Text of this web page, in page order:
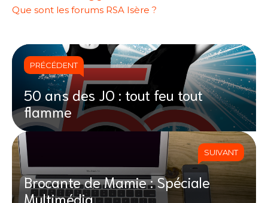
Que sont les forums RSA Isère ?
PRÉCÉDENT
50 ans des JO : tout feu tout
flamme
SUIVANT
Brocante de Mamie : Spéciale
Multimédia